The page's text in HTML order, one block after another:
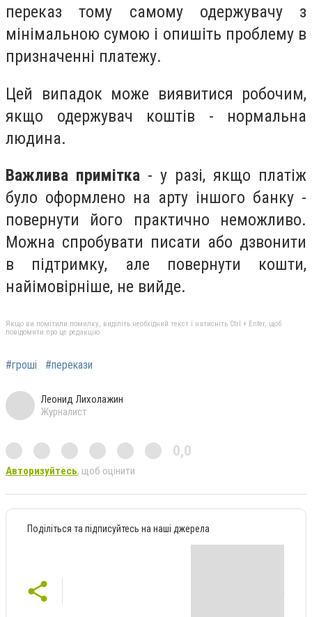
переказ тому самому одержувачу з
мінімальною сумою і опишіть проблему в
призначенні платежу.
Цей випадок може виявитися робочим,
якщо одержувач коштів - нормальна
людина.
Важлива примітка - у разі, якщо платіж
було оформлено на арту іншого банку -
повернути його практично неможливо.
Можна спробувати писати або дзвонити
в підтримку, але повернути кошти,
найімовірніше, не вийде.
Якщо ви помітили помилку, виділіть необхідний текст і натисніть Ctrl + Enter, щоб
повідомити про це редакцію
#гроші #перекази
Леонид Лихолажин
Журналист
0,0
Авторизуйтесь, щоб оцінити
Поділіться та підписуйтесь на наші джерела